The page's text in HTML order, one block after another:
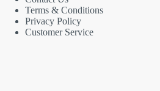
Terms & Conditions
Privacy Policy
Customer Service